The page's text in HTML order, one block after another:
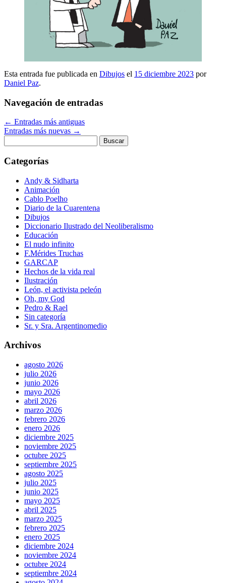
Esta entrada fue publicada en Dibujos el 15 diciembre 2023 por
Daniel Paz.
Navegación de entradas
← Entradas más antiguas
Entradas más nuevas →
Categorías
Andy & Sidharta
Animación
Cablo Poelho
Diario de la Cuarentena
Dibujos
Diccionario Ilustrado del Neoliberalismo
Educación
El nudo infinito
F.Mérides Truchas
GARCAP
Hechos de la vida real
Ilustración
León, el activista peleón
Oh, my God
Pedro & Rael
Sin categoría
Sr. y Sra. Argentinomedio
Archivos
agosto 2026
julio 2026
junio 2026
mayo 2026
abril 2026
marzo 2026
febrero 2026
enero 2026
diciembre 2025
noviembre 2025
octubre 2025
septiembre 2025
agosto 2025
julio 2025
junio 2025
mayo 2025
abril 2025
marzo 2025
febrero 2025
enero 2025
diciembre 2024
noviembre 2024
octubre 2024
septiembre 2024